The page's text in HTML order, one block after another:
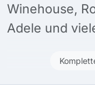
Winehouse,
Adele und